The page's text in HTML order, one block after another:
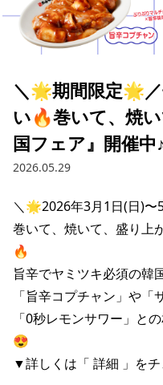
＼🌟期間限定🌟
い🔥巻いて、焼
国フェア』開催中
2026.05.29
＼🌟2026年3月1日(日)
巻いて、焼いて、盛り上
🔥
旨辛でヤミツキ必須の韓
「旨辛コプチャン」や
「0秒レモンサワー」と
😍
▼詳しくは「 詳細 」をチ